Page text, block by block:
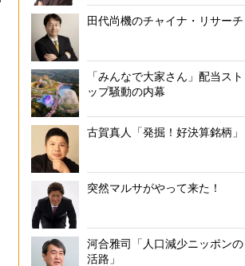
田代尚機のチャイナ・リサーチ
「みんなで大家さん」配当スト
ップ騒動の内幕
古賀真人「発掘！好決算銘柄」
突然マルサがやって来た！
河合雅司「人口減少ニッポンの
活路」